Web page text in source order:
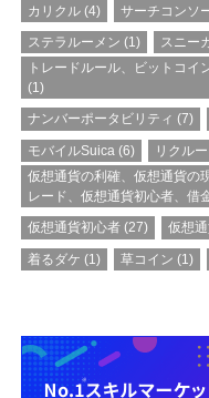
カリクル(4) サーチコンソ
ステラルーメン (1) スニー
トレードルール、ビットコイ
(1)
ナンバーポータビリティ (7)
モバイルSuica(6) リクル
仮想通貨の利確、仮想通貨の
レード、仮想通貨初心者、借
仮想通貨初心者(27) 仮想
着るダケ (1) 草コイン (1)